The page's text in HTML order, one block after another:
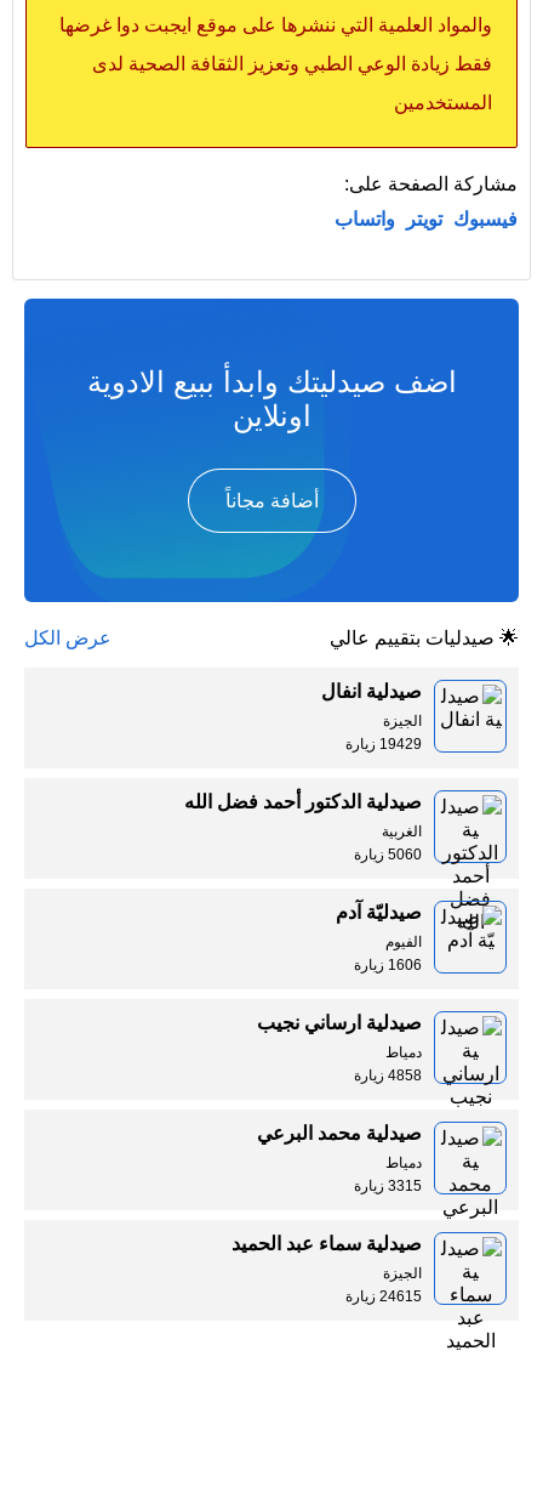
والمواد العلمية التي ننشرها على موقع ايجبت دوا غرضها
فقط زيادة الوعي الطبي وتعزيز الثقافة الصحية لدى
المستخدمين
مشاركة الصفحة على:
فيسبوك تويتر واتساب
اضف صيدليتك وابدأ ببيع الادوية
اونلاين
أضافة مجاناً
🌟 صيدليات بتقييم عالي عرض الكل
صيدلية انفال
الجيزة
19429 زيارة
صيدلية الدكتور أحمد فضل الله
الغربية
5060 زيارة
صيدليّة آدم
الفيوم
1606 زيارة
صيدلية ارساني نجيب
دمياط
4858 زيارة
صيدلية محمد البرعي
دمياط
3315 زيارة
صيدلية سماء عبد الحميد
الجيزة
24615 زيارة